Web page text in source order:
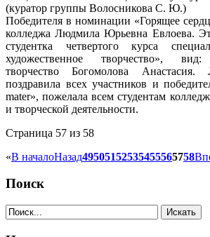
(куратор группы Волосникова С. Ю.)
Победителя в номинации «Горящее
колледжа Людмила Юрьевна Евлоева.
студентка четвертого курса
художественное творчество», вид:
творчество Богомолова
поздравила всех участников и
mater», пожелала всем студентам
и творческой деятельности.
Страница 57 из 58
«В началоНазад49505152535455565758
Поиск